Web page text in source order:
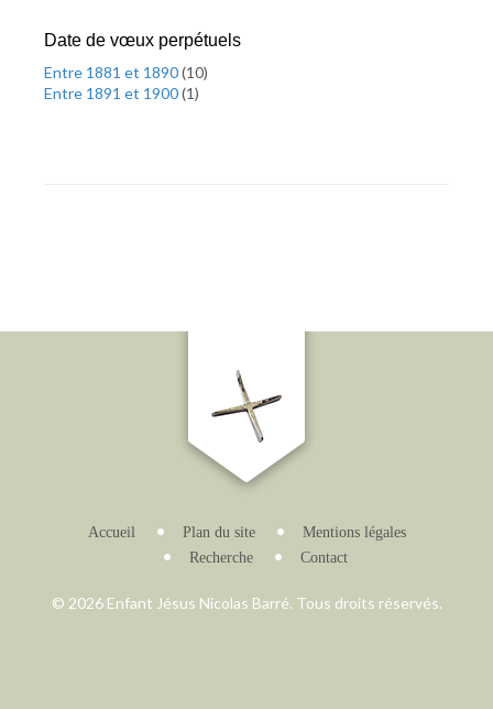
Date de vœux perpétuels
Entre 1881 et 1890(10)
Entre 1891 et 1900(1)
Accueil Plan du site
Mentions légales
Recherche
Contact
© 2026 Enfant Jésus Nicolas Barré. Tous droits réservés.